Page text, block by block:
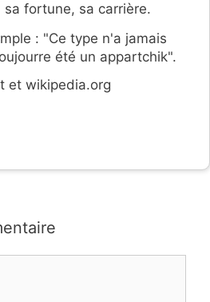
sa fortune, sa carrière.
: "Ce type n'a jamais
été un appartchik".
et wikipedia.org